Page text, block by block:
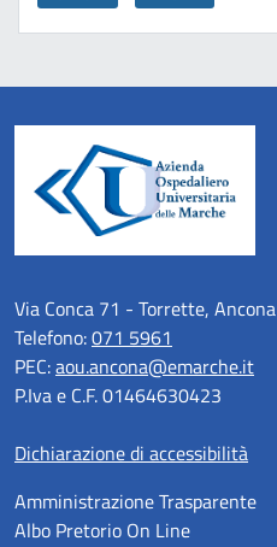
Via Conca 71 - Torrette, Ancona
Telefono:071 5961
PEC:aou.ancona@emarche.it
P.Iva e C.F. 01464630423
Dichiarazione di accessibilità
Amministrazione Trasparente
Albo Pretorio On Line